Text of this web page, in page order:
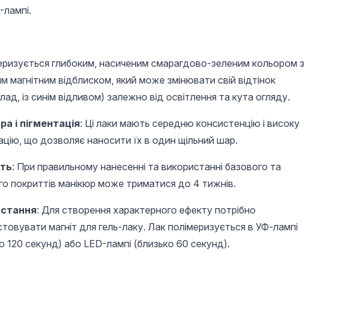
глибоким, насиченим смарагдово-зеленим кольором з
магнітним відблиском, який може змінювати свій відтінок
із синім відливом) залежно від освітлення та кута огляду.
і пігментація: Ці лаки мають середню консистенцію і високу
що дозволяє наносити їх в один щільний шар.
: При правильному нанесенні та використанні базового та
покриттів манікюр може триматися до 4 тижнів.
: Для створення характерного ефекту потрібно
магніт для гель-лаку. Лак полімеризується в УФ-лампі
120 секунд) або LED-лампі (близько 60 секунд).